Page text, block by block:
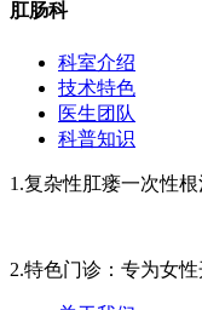
肛肠科
科室介绍
技术特色
医生团队
科普知识
1.复杂性肛瘘一次性根
2.特色门诊：专为女性